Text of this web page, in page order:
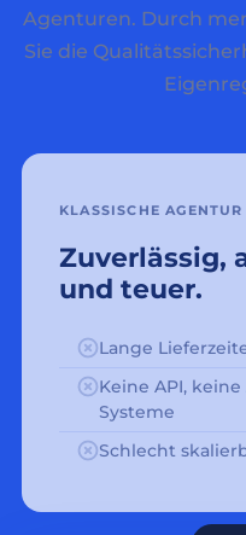
Agenturen. Durch
Sie die
KLASSISCHE AGENTUR
Zuverlässig,
und teuer.
Lange
Keine API,
Systeme
Schlecht